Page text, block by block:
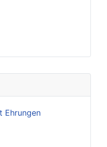
Ehrungen